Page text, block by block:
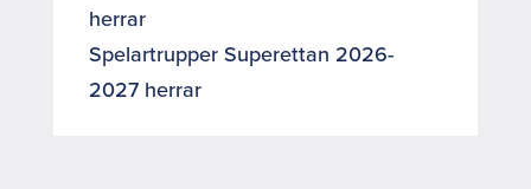
herrar
Spelartrupper Superettan 2026-
2027 herrar